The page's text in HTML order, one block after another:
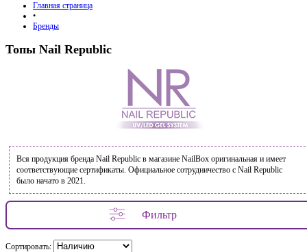
Главная страница
•
Бренды
Топы Nail Republic
Вся продукция бренда Nail Republic в магазине NailBox оригинальная и имеет
соответствующие сертификаты. Официальное сотрудничество с Nail Republic
было начато в 2021.
Фильтр
Сортировать: